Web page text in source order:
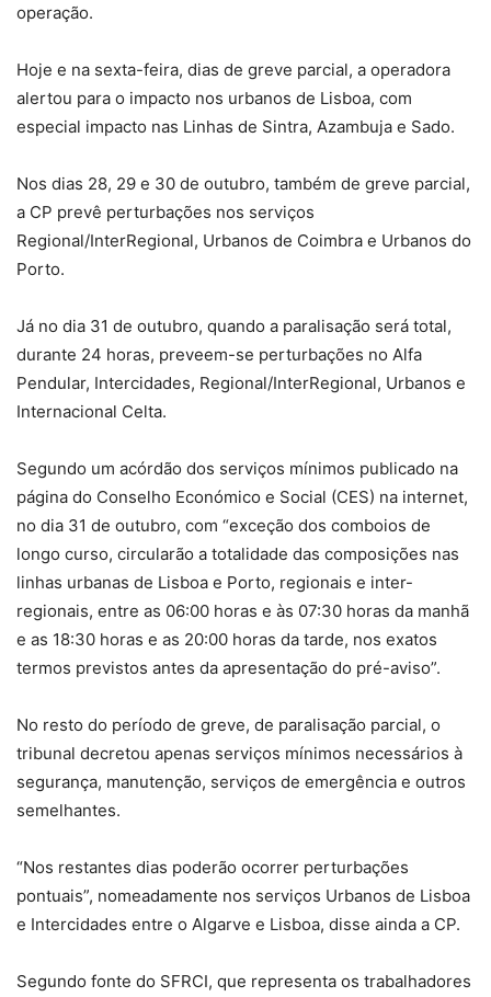
operação.
Hoje e na sexta-feira, dias de greve parcial, a operadora
alertou para o impacto nos urbanos de Lisboa, com
especial impacto nas Linhas de Sintra, Azambuja e Sado.
Nos dias 28, 29 e 30 de outubro, também de greve parcial,
a CP prevê perturbações nos serviços
Regional/InterRegional, Urbanos de Coimbra e Urbanos do
Porto.
Já no dia 31 de outubro, quando a paralisação será total,
durante 24 horas, preveem-se perturbações no Alfa
Pendular, Intercidades, Regional/InterRegional, Urbanos e
Internacional Celta.
Segundo um acórdão dos serviços mínimos publicado na
página do Conselho Económico e Social (CES) na internet,
no dia 31 de outubro, com “exceção dos comboios de
longo curso, circularão a totalidade das composições nas
linhas urbanas de Lisboa e Porto, regionais e inter-
regionais, entre as 06:00 horas e às 07:30 horas da manhã
e as 18:30 horas e as 20:00 horas da tarde, nos exatos
termos previstos antes da apresentação do pré-aviso”.
No resto do período de greve, de paralisação parcial, o
tribunal decretou apenas serviços mínimos necessários à
segurança, manutenção, serviços de emergência e outros
semelhantes.
“Nos restantes dias poderão ocorrer perturbações
pontuais”, nomeadamente nos serviços Urbanos de Lisboa
e Intercidades entre o Algarve e Lisboa, disse ainda a CP.
Segundo fonte do SFRCI, que representa os trabalhadores